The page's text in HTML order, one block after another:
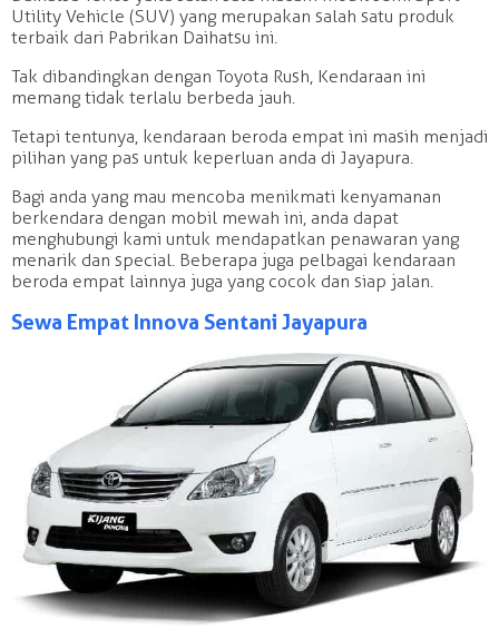
Utility Vehicle (SUV) yang merupakan salah satu produk
terbaik dari Pabrikan Daihatsu ini.
Tak dibandingkan dengan Toyota Rush, Kendaraan ini
memang tidak terlalu berbeda jauh.
Tetapi tentunya, kendaraan beroda empat ini masih menjadi
pilihan yang pas untuk keperluan anda di Jayapura.
Bagi anda yang mau mencoba menikmati kenyamanan
berkendara dengan mobil mewah ini, anda dapat
menghubungi kami untuk mendapatkan penawaran yang
menarik dan special. Beberapa juga pelbagai kendaraan
beroda empat lainnya juga yang cocok dan siap jalan.
Sewa Empat Innova Sentani Jayapura